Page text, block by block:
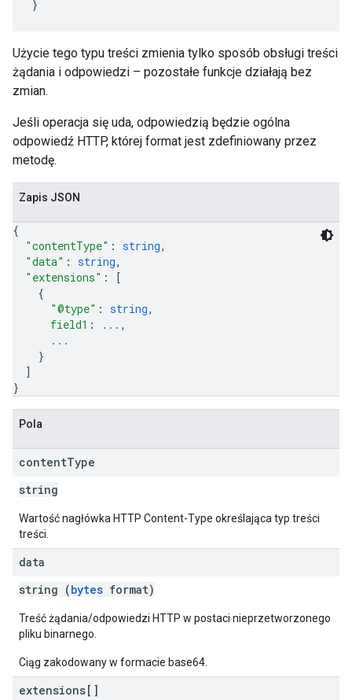
Użycie tego typu treści zmienia tylko sposób obsługi treści
żądania i odpowiedzi – pozostałe funkcje działają bez
zmian.
Jeśli operacja się uda, odpowiedzią będzie ogólna
odpowiedź HTTP, której format jest zdefiniowany przez
metodę.
Zapis JSON
{
"contentType" : string,
"data" : string,
"extensions" :
[
{
"@type" : string,
field1 : ... ,
...
}
]
}
Pola
contentType
string
Wartość nagłówka HTTP Content-Type określająca typ treści
treści.
data
string (bytes format)
Treść żądania/odpowiedzi HTTP w postaci nieprzetworzonego
pliku binarnego.
Ciąg zakodowany w formacie base64.
extensions[]